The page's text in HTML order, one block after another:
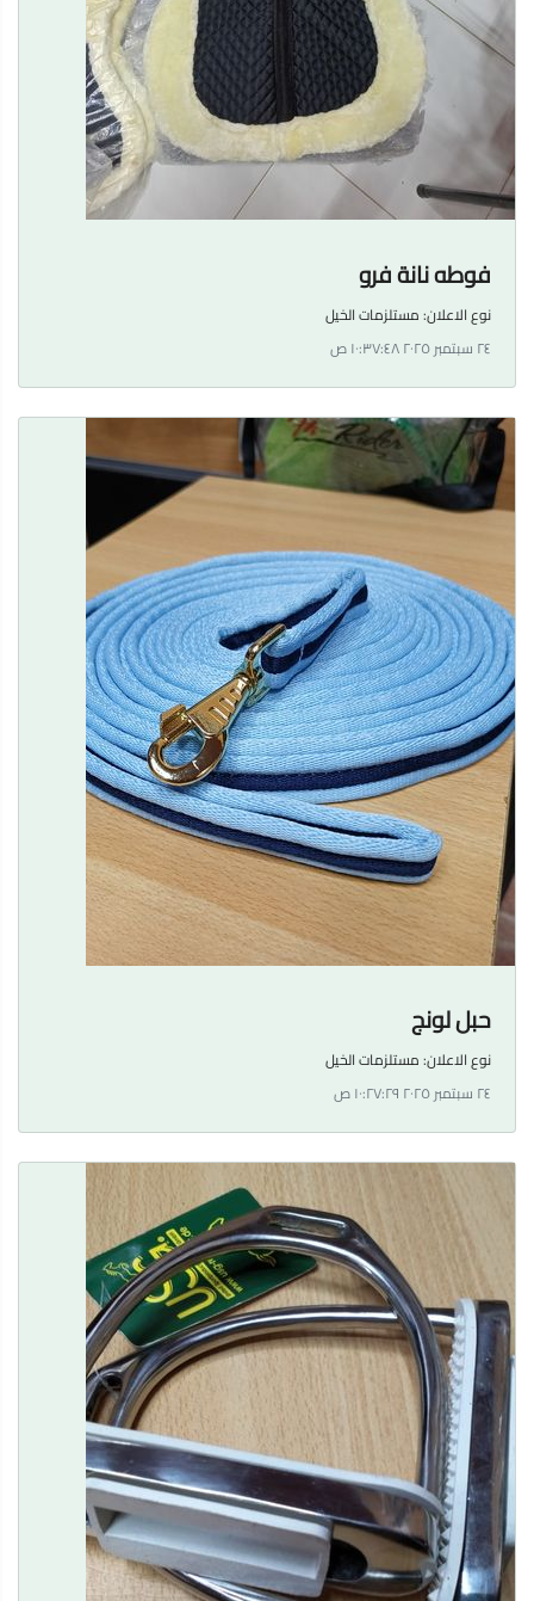
فوطه نانة فرو
نوع الاعلان:مستلزمات الخيل
٢٤ سبتمبر ٢٠٢٥ ١٠:٣٧:٤٨ ص
حبل لونج
نوع الاعلان:مستلزمات الخيل
٢٤ سبتمبر ٢٠٢٥ ١٠:٢٧:٢٩ ص